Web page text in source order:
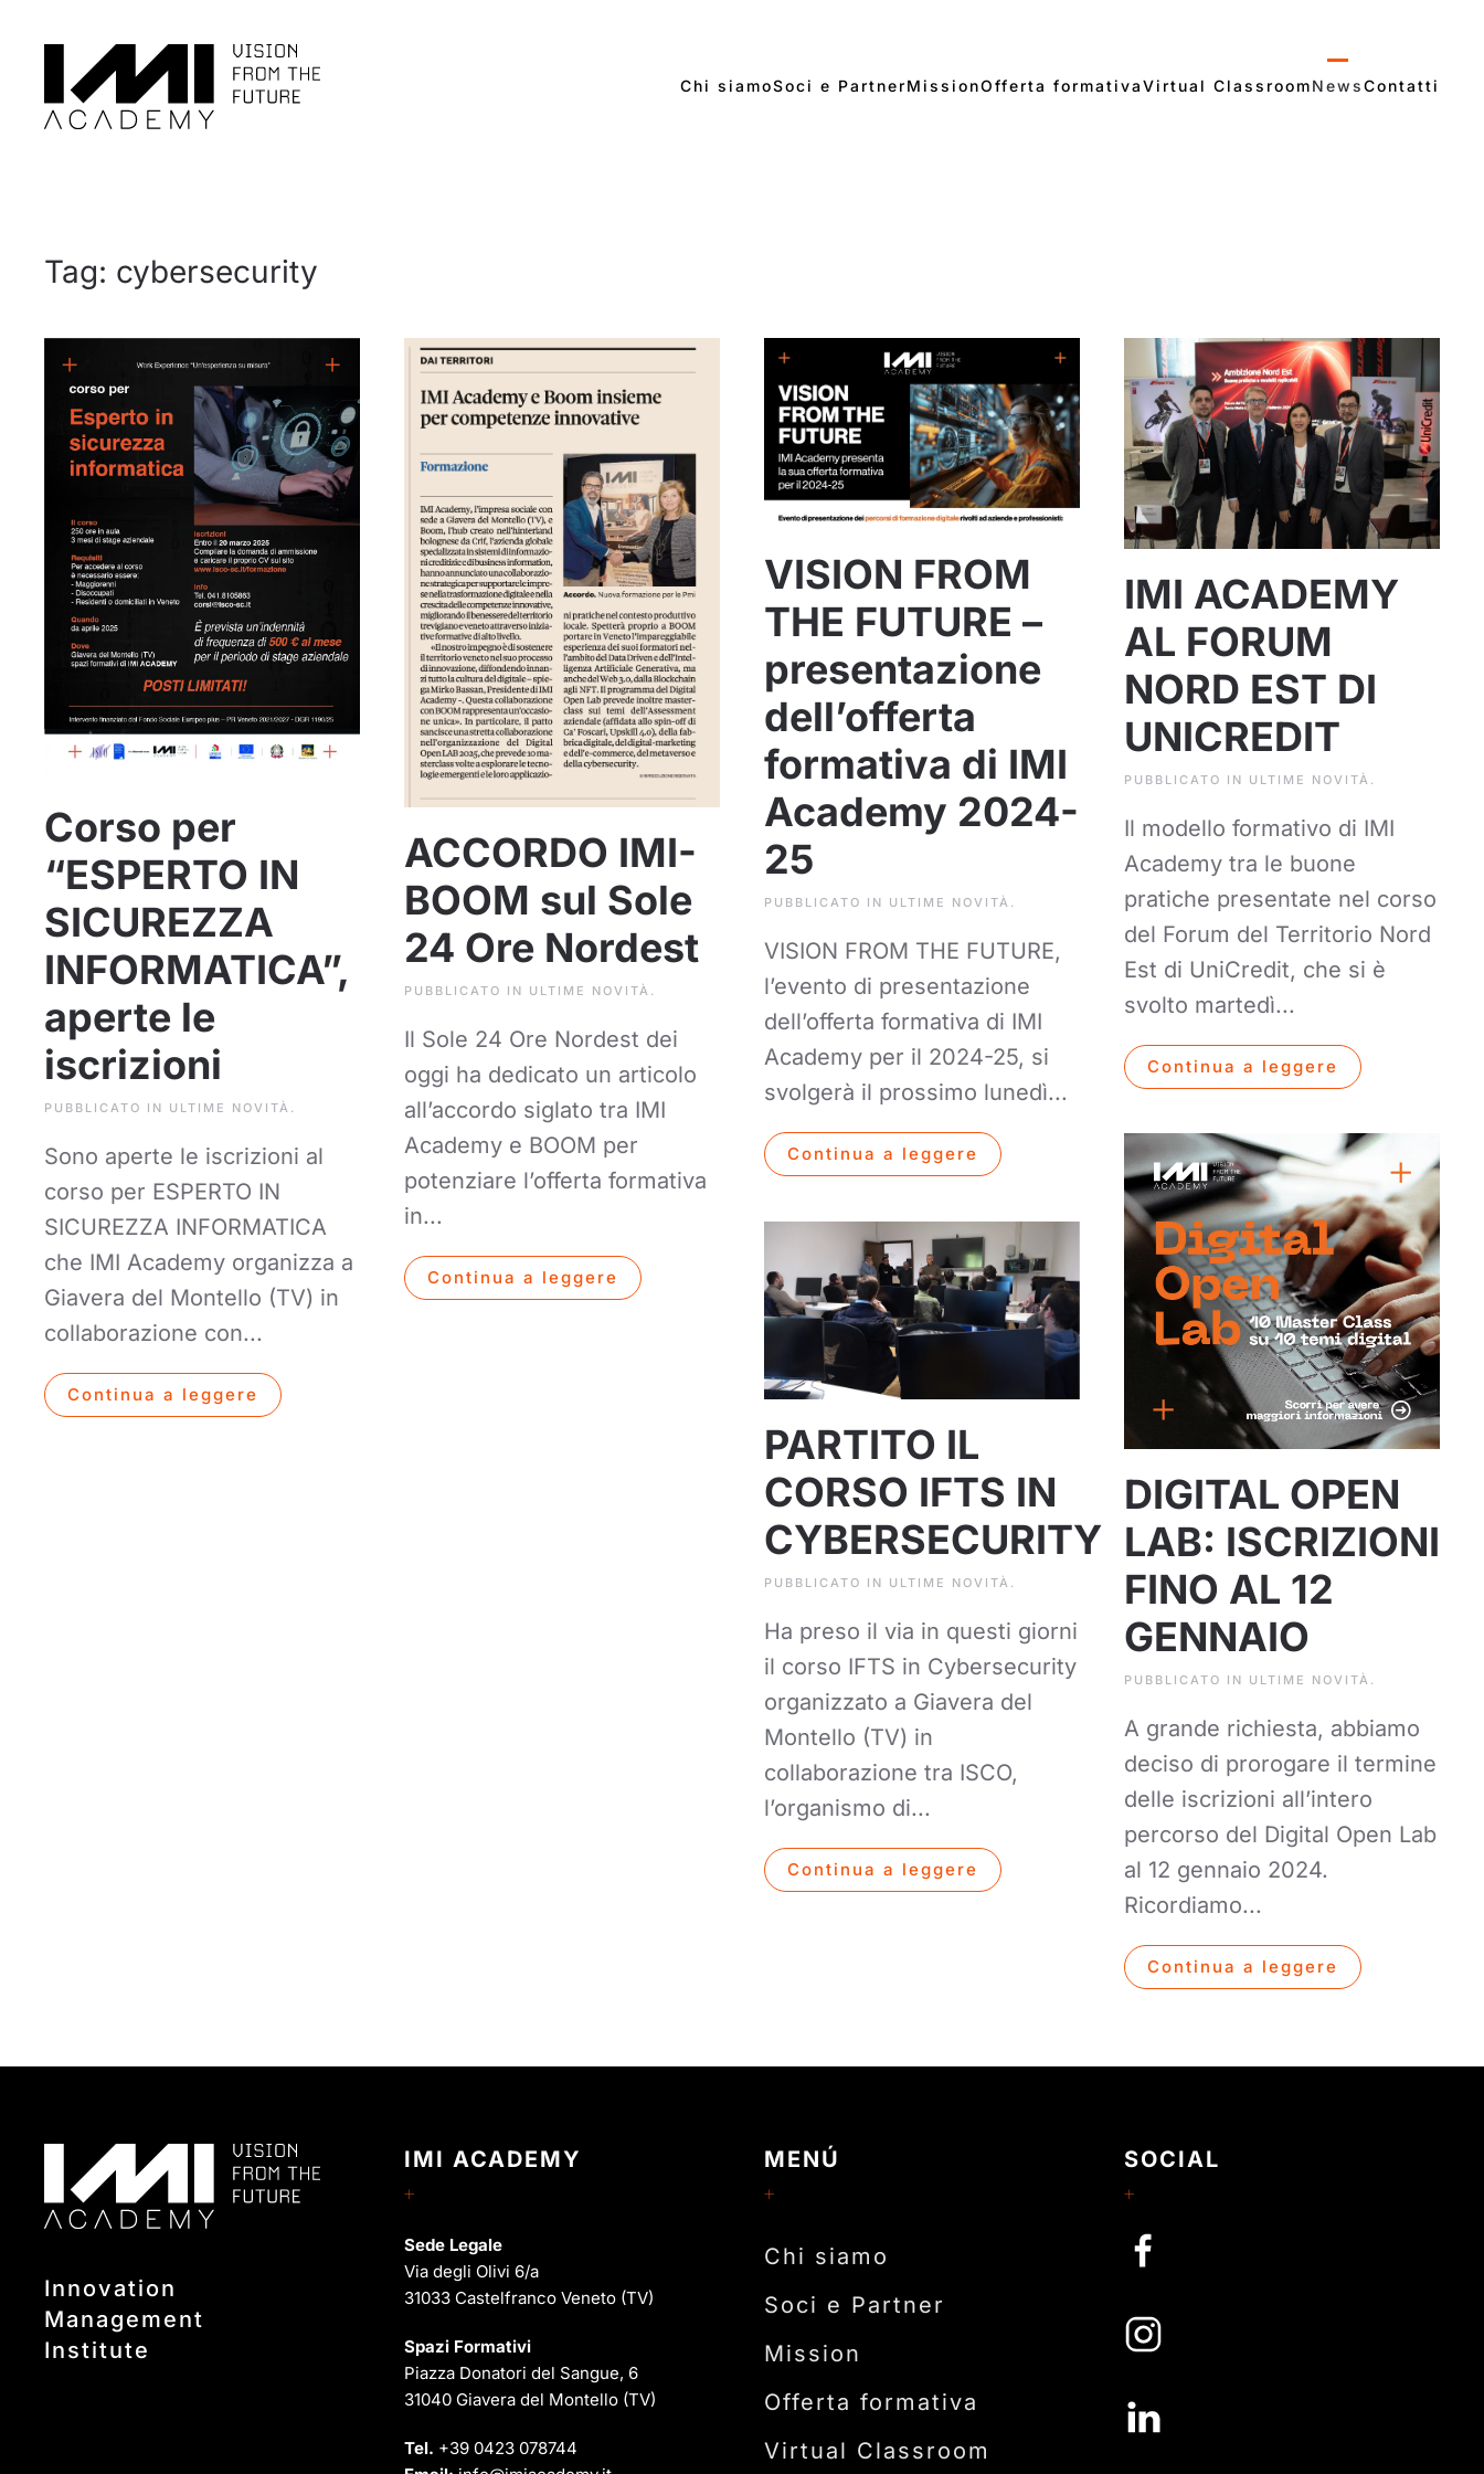
Skip to main content
Chi siamoSoci e PartnerMissionOfferta formativaVirtual ClassroomNewsContatti
Tag: cybersecurity
Corso per
“ESPERTO IN
SICUREZZA
INFORMATICA”,
aperte le
iscrizioni
PUBBLICATO IN ULTIME NOVITÀ .
Sono aperte le iscrizioni al
corso per ESPERTO IN
SICUREZZA INFORMATICA
che IMI Academy organizza a
Giavera del Montello (TV) in
collaborazione con...
Continua a leggere
ACCORDO IMI-
BOOM sul Sole
24 Ore Nordest
PUBBLICATO IN ULTIME NOVITÀ .
Il Sole 24 Ore Nordest dei
oggi ha dedicato un articolo
all’accordo siglato tra IMI
Academy e BOOM per
potenziare l’offerta formativa
in...
Continua a leggere
VISION FROM
THE FUTURE –
presentazione
dell’offerta
formativa di IMI
Academy 2024-
25
PUBBLICATO IN ULTIME NOVITÀ .
VISION FROM THE FUTURE,
l’evento di presentazione
dell’offerta formativa di IMI
Academy per il 2024-25, si
svolgerà il prossimo lunedì...
Continua a leggere
IMI ACADEMY
AL FORUM
NORD EST DI
UNICREDIT
PUBBLICATO IN ULTIME NOVITÀ .
Il modello formativo di IMI
Academy tra le buone
pratiche presentate nel corso
del Forum del Territorio Nord
Est di UniCredit, che si è
svolto martedì...
Continua a leggere
DIGITAL OPEN
LAB: ISCRIZIONI
FINO AL 12
GENNAIO
PUBBLICATO IN ULTIME NOVITÀ .
A grande richiesta, abbiamo
deciso di prorogare il termine
delle iscrizioni all’intero
percorso del Digital Open Lab
al 12 gennaio 2024.
Ricordiamo...
Continua a leggere
PARTITO IL
CORSO IFTS IN
CYBERSECURITY
PUBBLICATO IN ULTIME NOVITÀ .
Ha preso il via in questi giorni
il corso IFTS in Cybersecurity
organizzato a Giavera del
Montello (TV) in
collaborazione tra ISCO,
l’organismo di...
Continua a leggere
Innovation
Management
Institute
IMI ACADEMY
Sede Legale
Via degli Olivi 6/a
31033 Castelfranco Veneto (TV)
Spazi Formativi
Piazza Donatori del Sangue, 6
31040 Giavera del Montello (TV)
Tel. +39 0423 078744
MENÚ
Chi siamo
Soci e Partner
Mission
Offerta formativa
Virtual Classroom
SOCIAL